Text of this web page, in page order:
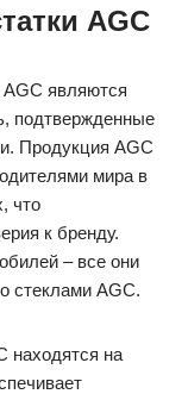
AGC
являются
подтвержденные
Продукция AGC
мира в
что
к бренду.
– все они
стеклами AGC.
находятся на